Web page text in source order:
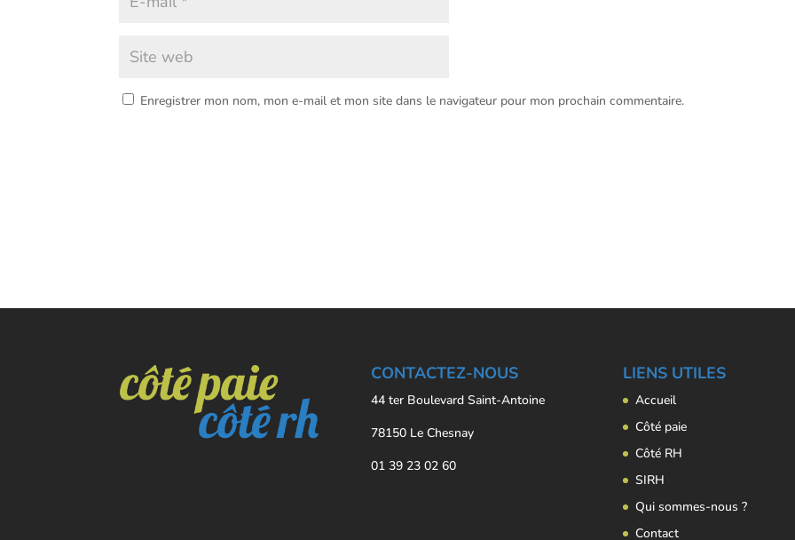
Enregistrer mon nom, mon e-mail et mon site dans le navigateur pour mon prochain commentaire.
CONTACTEZ-NOUS
44 ter Boulevard Saint-Antoine
78150 Le Chesnay
01 39 23 02 60
LIENS UTILES
Accueil
Côté paie
Côté RH
SIRH
Qui sommes-nous ?
Contact